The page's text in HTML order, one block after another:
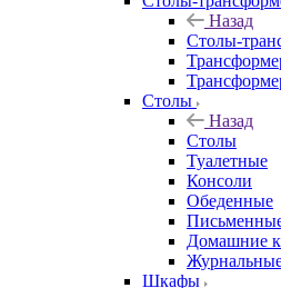
Назад
Столы-
Столы
Назад
Столы
Туалетные
Консоли
Обеденные
Домашние
Шкафы